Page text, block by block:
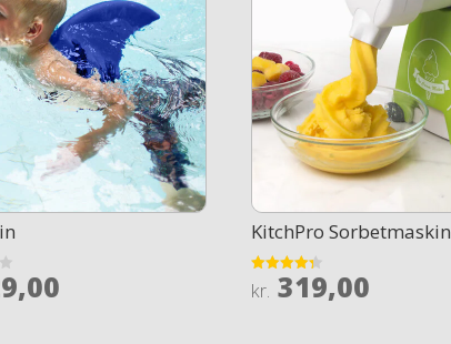
KitchPro Sorbetmaskin
Rated
4.3
kr. 319,00